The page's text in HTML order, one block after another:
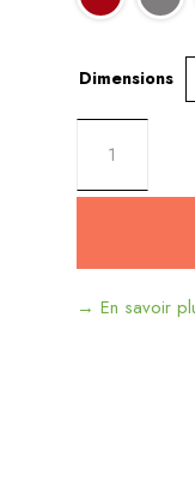
Dimensions
→ En savoir